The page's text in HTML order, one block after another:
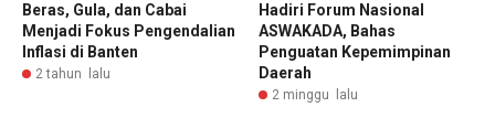
Beras, Gula, dan Cabai
Menjadi Fokus Pengendalian
Inflasi di Banten
2 tahun lalu
Hadiri Forum Nasional
ASWAKADA, Bahas
Penguatan Kepemimpinan
Daerah
2 minggu lalu